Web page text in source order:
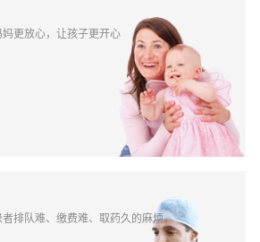
更放心，让孩子更开心
排队难、缴费难、取药久的麻烦，